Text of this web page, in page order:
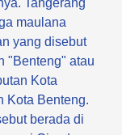
Tangerang
maulana
yang disebut
"Benteng" atau
Kota
Kota Benteng.
berada di